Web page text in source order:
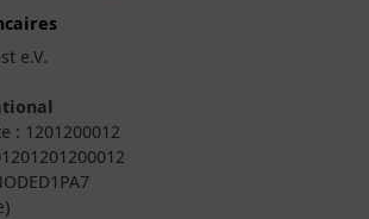
e.V.
: 1201200012